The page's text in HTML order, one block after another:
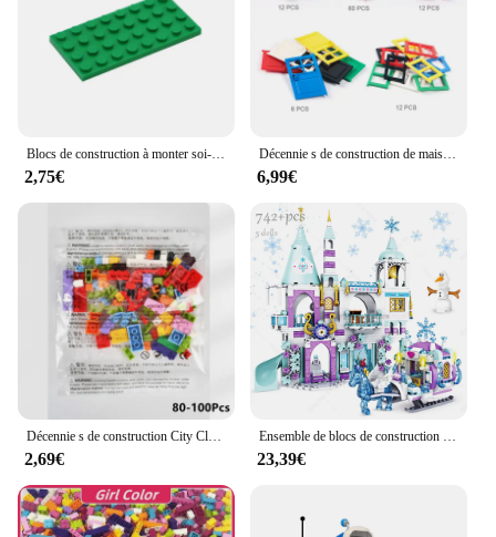
Blocs de construction à monter soi-même, figurines fines, briques 4x8, 12 couleurs, éducatif, créatif, Compatible avec la marque de jouets pour enfants, 15 pièces, 3035
2,75€
Décennie s de construction de maison pour enfants, jouets d'architecture de ville, compatibles avec Lego, porte et fenêtre, bricolage, 102 pièces
6,99€
2,69€ 23,39€